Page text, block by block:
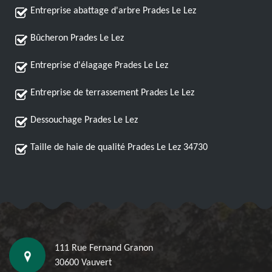
Entreprise abattage d'arbre Prades Le Lez
Bûcheron Prades Le Lez
Entreprise d'élagage Prades Le Lez
Entreprise de terrassement Prades Le Lez
Dessouchage Prades Le Lez
Taille de haie de qualité Prades Le Lez 34730
111 Rue Fernand Granon
30600 Vauvert